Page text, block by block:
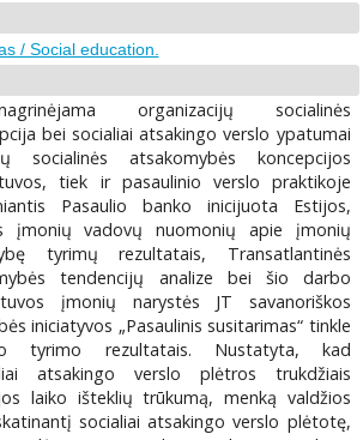
/ Social education.
organizacijų socialinės
bei socialiai atsakingo verslo ypatumai
socialinės atsakomybės koncepcijos
tiek ir pasaulinio verslo praktikoje
Pasaulio banko inicijuota Estijos,
įmonių vadovų nuomonių apie įmonių
tyrimų rezultatais, Transatlantinės
tendencijų analize bei šio darbo
įmonių narystės JT savanoriškos
iniciatyvos „Pasaulinis susitarimas“ tinkle
tyrimo rezultatais. Nustatyta, kad
atsakingo verslo plėtros trukdžiais
laiko išteklių trūkumą, menką valdžios
socialiai atsakingo verslo plėtotę,